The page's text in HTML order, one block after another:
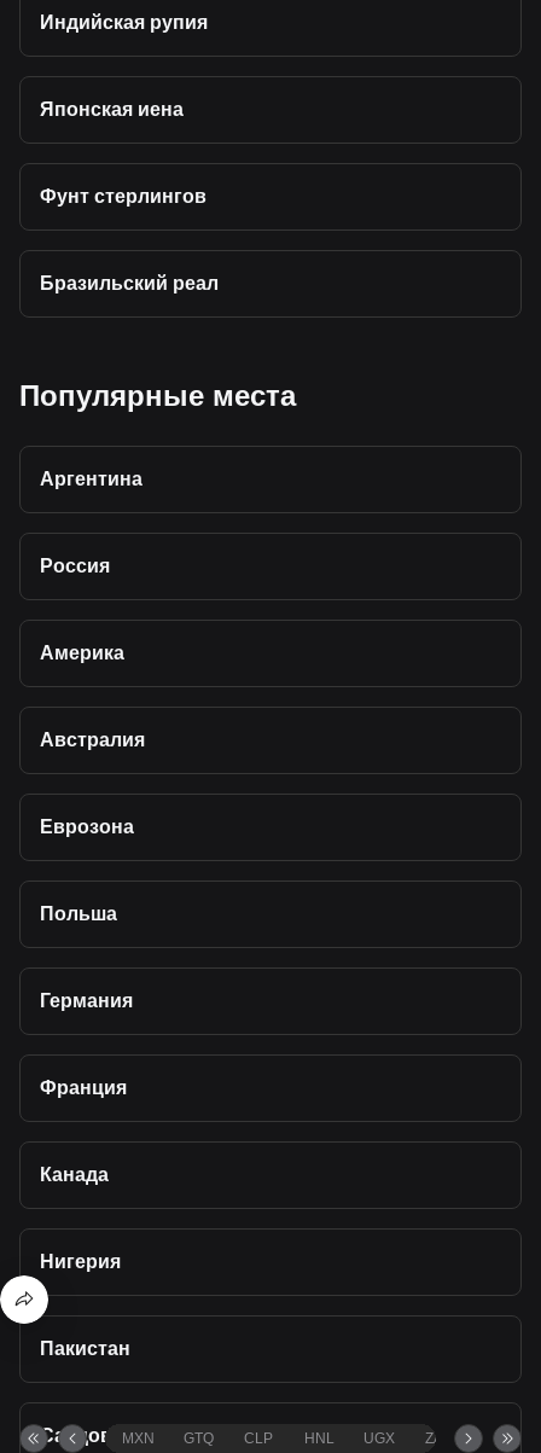
Индийская рупия
Японская иена
Фунт стерлингов
Бразильский реал
Популярные места
Аргентина
Россия
Америка
Австралия
Еврозона
Польша
Германия
Франция
Канада
Нигерия
Пакистан
Саудовская Аравия
MXN GTQ CLP HNL UGX ZAR TND